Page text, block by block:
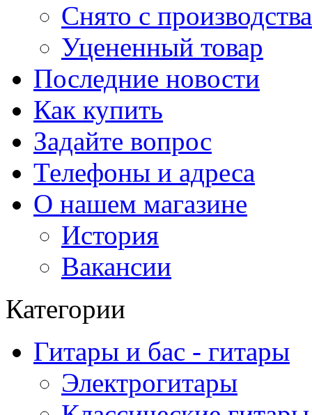
Снято с производства
Уцененный товар
Последние новости
Как купить
Задайте вопрос
Телефоны и адреса
О нашем магазине
История
Вакансии
Категории
Гитары и бас - гитары
Электрогитары